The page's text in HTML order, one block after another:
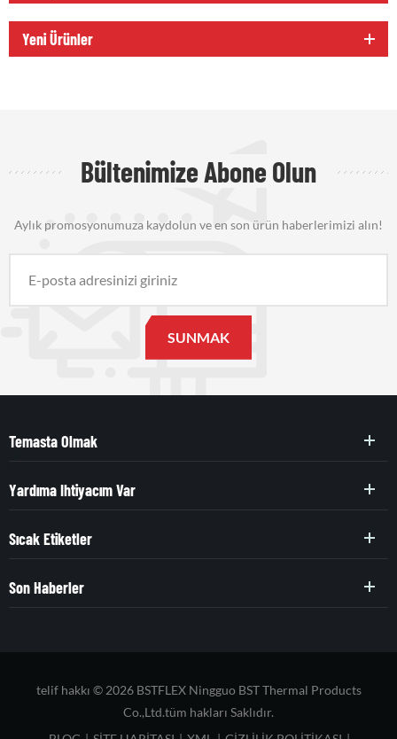
Yeni Ürünler
Bültenimize Abone Olun
Aylık promosyonumuza kaydolun ve en son ürün haberlerimizi alın!
Temasta Olmak
Yardıma Ihtiyacım Var
Sıcak Etiketler
Son Haberler
telif hakkı © 2026 BSTFLEX Ningguo BST Thermal Products
Co.,Ltd.tüm hakları Saklıdır.